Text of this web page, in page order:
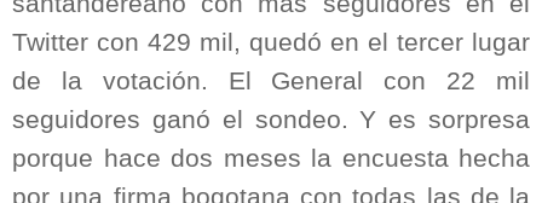
Twitter con 429 mil, quedó en el tercer lugar
de la votación. El General con 22 mil
seguidores ganó el sondeo. Y es sorpresa
porque hace dos meses la encuesta hecha
por una firma bogotana con todas las de la